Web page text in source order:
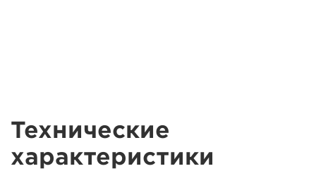
Технические
характеристики